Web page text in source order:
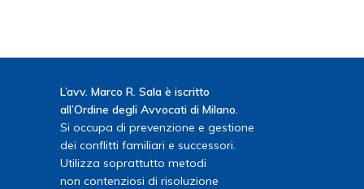
L’avv. Marco R. Sala è iscritto
all’Ordine degli Avvocati di Milano.
Si occupa di prevenzione e gestione
dei conflitti familiari e successori.
Utilizza soprattutto metodi
non contenziosi di risoluzione